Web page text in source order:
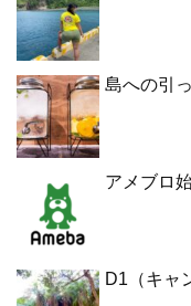
島への引
アメブロ
D1（キャ